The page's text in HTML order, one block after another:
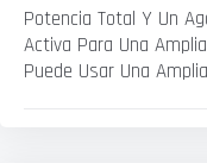
Potencia Total Y Un
Activa Para Una
Puede Usar Una